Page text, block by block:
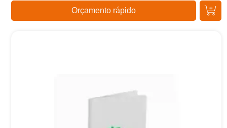
Orçamento rápido